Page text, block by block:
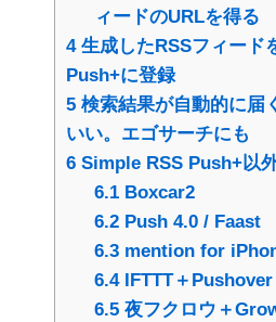
ィードのURLを得る
4生成したRSSフィード
Push+に登録
5 検索結果が自動的に届
いい。エゴサーチにも
6 Simple RSS Push+以
6.1Boxcar2
6.2Push 4.0 / Faast
6.3mention for
6.4IFTTT＋Pushover
6.5夜フクロウ＋